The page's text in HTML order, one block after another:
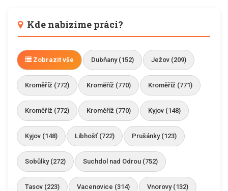
Kde nabízíme práci?
Zobrazit vše Dubňany (152) Ježov (209)
Kroměříž (772) Kroměříž (770) Kroměříž (771)
Kroměříž (772) Kroměříž (770) Kyjov (148)
Kyjov (148) Libhošť (722) Prušánky (123)
Sobůlky (272) Suchdol nad Odrou (752)
Tasov (223) Vacenovice (314) Vnorovy (132)